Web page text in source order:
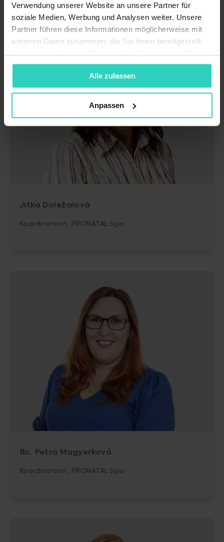
Verwendung unserer Website an unsere Partner für
soziale Medien, Werbung und Analysen weiter. Unsere
Partner führen diese Informationen möglicherweise mit
weiteren Daten zusammen, die Sie ihnen bereitgestellt
haben oder die sie im Rahmen Ihrer Nutzung der Dienste
gesammelt haben.
Alle zulassen
Anpassen
Jitka Doležalová
Koordinatorin, PRONATAL Spa
Bc. Petra Magyerková
Koordinatorin, PRONATAL Spa